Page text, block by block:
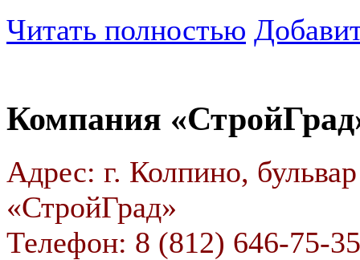
Читать полностью
Компания
Адрес: г. Колпино,
«СтройГрад»
Телефон: 8 (812) 646-75-